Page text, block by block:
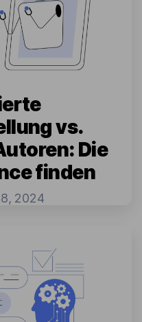
vs.
Die
finden
2024